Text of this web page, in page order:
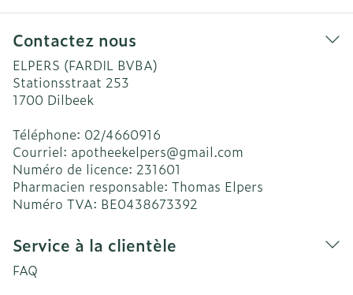
Contactez nous
ELPERS (FARDIL BVBA)
Stationsstraat 253
1700 Dilbeek
Téléphone: 02/4660916
Courriel: apotheekelpers@gmail.com
Numéro de licence: 231601
Pharmacien responsable: Thomas Elpers
Numéro TVA: BE0438673392
Service à la clientèle
FAQ